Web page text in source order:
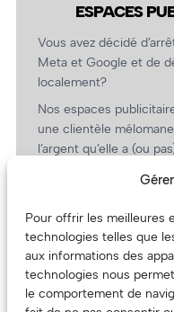
Pour offrir les meilleures
technologies telles que
aux informations des
technologies nous
le comportement de
ESPACES
Vous avez décidé
Meta et Google et de
localement?
Nos espaces
une clientèle
l’argent qu’elle a (ou
revient.
(Oui, on va avoir des
artistes!)